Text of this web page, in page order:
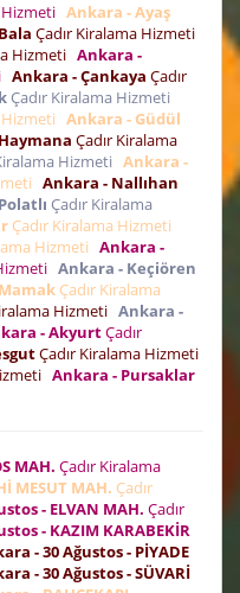
Ankara - Ayaş
Çadır Kiralama Hizmeti
Hizmeti Ankara -
Ankara - Çankaya Çadır
Çadır Kiralama Hizmeti
Hizmeti Ankara - Güdül
Çadır Kiralama
Hizmeti Ankara -
Ankara - Nallıhan
Çadır Kiralama
Çadır Kiralama Hizmeti
Hizmeti Ankara -
Ankara - Keçiören
Çadır Kiralama
Hizmeti Ankara -
- AkyurtÇadır
Çadır Kiralama Hizmeti
Ankara - Pursaklar
MAH. Çadır Kiralama
MESUT MAH. Çadır
- ELVAN MAH. Çadır
- KAZIM KARABEKİR
- 30 Ağustos - PİYADE
- 30 Ağustos - SÜVARİ